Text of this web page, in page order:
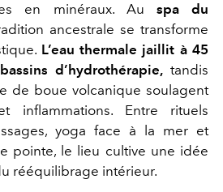
en minéraux. Au spa du
ancestrale se transforme
L’eau thermale jaillit à 45
d’hydrothérapie, tandis
de boue volcanique soulagent
inflammations. Entre rituels
yoga face à la mer et
pointe, le lieu cultive une idée
rééquilibrage intérieur.